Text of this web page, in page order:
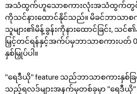
အသံထွက်ဟူသောစကားလုံးအသံထွက်တွင်
ကိုသင်နားထောင်နိုင်သည်။ မိခင်ဘာသာစက
သူများ၏မိန့်ခွန်းကိုနားထောင်ခြင်း, သင်
မြှင့်တင်ရန်နှင့်အက်ပ်မှဘာသာစကားပတ်
နှစ်မြှုပ်ပါ။
"ရေဒီယို" feature သည်ဘာသာစကားနှစ်ခြ
သည့်ရလဒ်များအနက်မှတစ်ခုမှာ "ရေဒီယို" အ